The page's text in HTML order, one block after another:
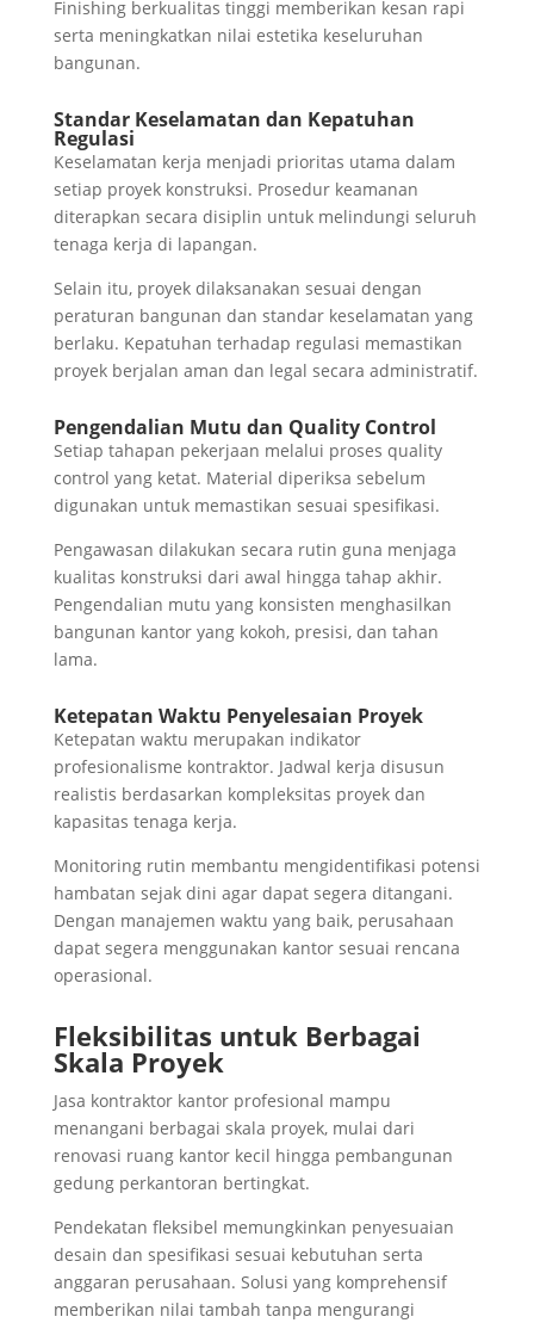
Finishing berkualitas tinggi memberikan kesan rapi
serta meningkatkan nilai estetika keseluruhan
bangunan.
Standar Keselamatan dan Kepatuhan
Regulasi
Keselamatan kerja menjadi prioritas utama dalam
setiap proyek konstruksi. Prosedur keamanan
diterapkan secara disiplin untuk melindungi seluruh
tenaga kerja di lapangan.
Selain itu, proyek dilaksanakan sesuai dengan
peraturan bangunan dan standar keselamatan yang
berlaku. Kepatuhan terhadap regulasi memastikan
proyek berjalan aman dan legal secara administratif.
Pengendalian Mutu dan Quality Control
Setiap tahapan pekerjaan melalui proses quality
control yang ketat. Material diperiksa sebelum
digunakan untuk memastikan sesuai spesifikasi.
Pengawasan dilakukan secara rutin guna menjaga
kualitas konstruksi dari awal hingga tahap akhir.
Pengendalian mutu yang konsisten menghasilkan
bangunan kantor yang kokoh, presisi, dan tahan
lama.
Ketepatan Waktu Penyelesaian Proyek
Ketepatan waktu merupakan indikator
profesionalisme kontraktor. Jadwal kerja disusun
realistis berdasarkan kompleksitas proyek dan
kapasitas tenaga kerja.
Monitoring rutin membantu mengidentifikasi potensi
hambatan sejak dini agar dapat segera ditangani.
Dengan manajemen waktu yang baik, perusahaan
dapat segera menggunakan kantor sesuai rencana
operasional.
Fleksibilitas untuk Berbagai
Skala Proyek
Jasa kontraktor kantor profesional mampu
menangani berbagai skala proyek, mulai dari
renovasi ruang kantor kecil hingga pembangunan
gedung perkantoran bertingkat.
Pendekatan fleksibel memungkinkan penyesuaian
desain dan spesifikasi sesuai kebutuhan serta
anggaran perusahaan. Solusi yang komprehensif
memberikan nilai tambah tanpa mengurangi